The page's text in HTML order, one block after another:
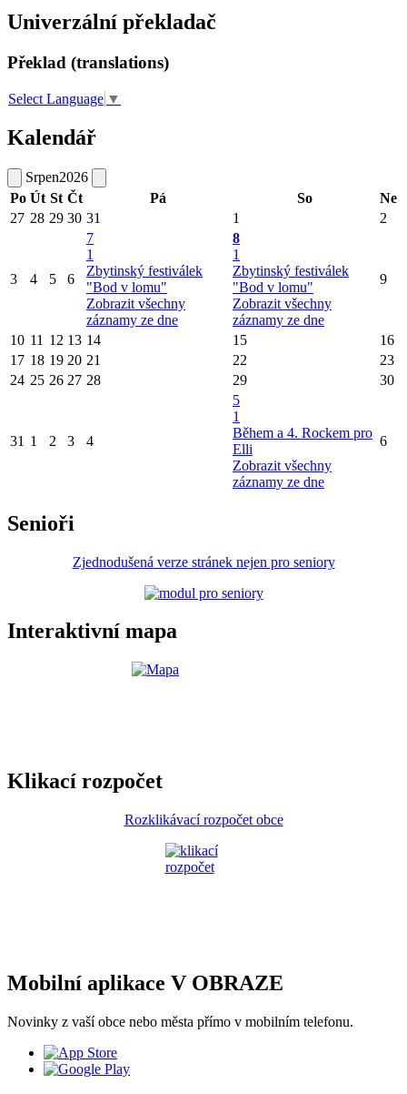
Univerzální překladač
Překlad (translations)
Select Language ▼
Kalendář
Srpen2026
Po Út St Čt Pá So
Ne
27 28 29 30 31 1 2
3 4 5 6
7
1
Zbytinský festiválek
"Bod v lomu"
Zobrazit všechny
záznamy ze dne
8
1
Zbytinský festiválek
"Bod v lomu"
Zobrazit všechny
záznamy ze dne
9
10 11 12 13 14 15
16
17 18 19 20 21 22
23
24 25 26 27 28 29 30
31 1 2 3 4
5
1
Během a 4. Rockem pro
Elli
Zobrazit všechny
záznamy ze dne
6
Senioři
Zjednodušená verze stránek nejen pro seniory
Interaktivní mapa
Klikací rozpočet
Rozklikávací rozpočet obce
Mobilní aplikace V OBRAZE
Novinky z vaší obce nebo města přímo v mobilním telefonu.